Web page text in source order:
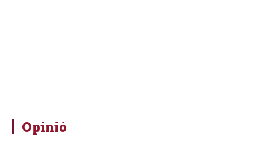
Opinió